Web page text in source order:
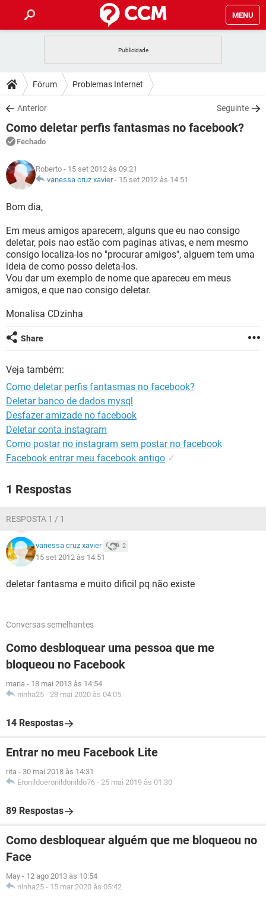
MENU
CELULAR FACEBOOK
OUTLOOK
INSTAGRAM GMAIL
GUIA DE COMPRAS
DICAS
JOGOS WHATSAPP
OUTLOOK
INSTAGRAM
GUIA DE COMPRAS
DOWNLOADS
JOGOS WHATSAPP
CELULAR
OUTLOOK
INSTAGRAM
GUIA DE COMPRAS
FÓRUM
JOGOS
CELULAR FACEBOOK
GUIA DE COMPRAS
GLOSSÁRIO
JOGOS
CELULAR
OUTLOOK EXCEL
INSTAGRAM GMAIL
GUIA DE COMPRAS
Fórum Problemas Internet
Anterior Seguinte
Como deletar perfis fantasmas no facebook?
Fechado
Roberto - 15 set 2012 às 09:21
vanessa cruz xavier- 15 set 2012 às 14:51
Bom dia,
Em meus amigos aparecem, alguns que eu nao consigo
deletar, pois nao estão com paginas ativas, e nem mesmo
consigo localiza-los no "procurar amigos", alguem tem uma
ideia de como posso deleta-los.
Vou dar um exemplo de nome que apareceu em meus
amigos, e que nao consigo deletar.
Monalisa CDzinha
Share
Veja também:
Como deletar perfis fantasmas no facebook?
Deletar banco de dados mysql
Desfazer amizade no facebook
Deletar conta instagram
Como postar no instagram sem postar no facebook
Facebook entrar meu facebook antigo ✓
1 Respostas
RESPOSTA 1 / 1
vanessa cruz xavier 2
15 set 2012 às 14:51
deletar fantasma e muito dificil pq não existe
Conversas semelhantes
Como desbloquear uma pessoa que me
bloqueou no Facebook
maria - 18 mai 2013 às 14:54
ninha25 - 28 mai 2020 às 04:05
14 Respostas
Entrar no meu Facebook Lite
rita - 30 mai 2018 às 14:31
Eronildoeronildonildo76 - 25 mai 2019 às 01:30
89 Respostas
Como desbloquear alguém que me bloqueou no
Face
May - 12 ago 2013 às 10:54
ninha25 - 15 mar 2020 às 05:42